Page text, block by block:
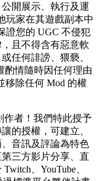
開展示、執行及運
玩家在其遊戲副本中
證您的 UGC 不侵犯
且不得含有惡意軟
任何誹謗、猥褻、
酌情隨時因任何理由
移除任何 Mod 的權
作者！我們特此授予
的授權，可建立、
音訊及評論為特色
第三方影片分享、直
、YouTube、